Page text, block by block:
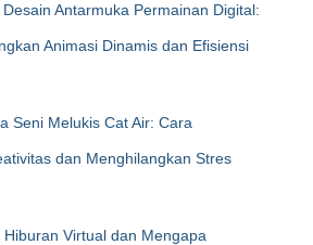
Antarmuka Permainan Digital:
Animasi Dinamis dan Efisiensi
Seni Melukis Cat Air: Cara
dan Menghilangkan Stres
Virtual dan Mengapa